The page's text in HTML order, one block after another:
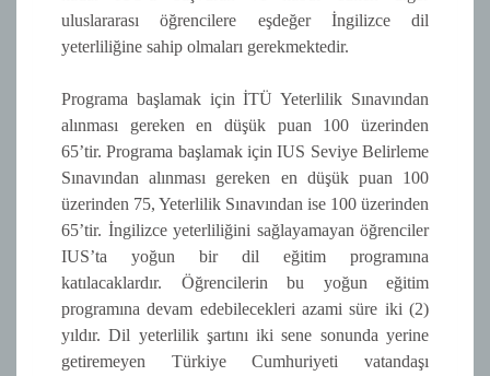
uluslararası öğrencilere eşdeğer İngilizce dil
yeterliliğine sahip olmaları gerekmektedir.
Programa başlamak için İTÜ Yeterlilik Sınavından
alınması gereken en düşük puan 100 üzerinden
65’tir. Programa başlamak için IUS Seviye Belirleme
Sınavından alınması gereken en düşük puan 100
üzerinden 75, Yeterlilik Sınavından ise 100 üzerinden
65’tir. İngilizce yeterliliğini sağlayamayan öğrenciler
IUS’ta yoğun bir dil eğitim programına
katılacaklardır. Öğrencilerin bu yoğun eğitim
programına devam edebilecekleri azami süre iki (2)
yıldır. Dil yeterlilik şartını iki sene sonunda yerine
getiremeyen Türkiye Cumhuriyeti vatandaşı